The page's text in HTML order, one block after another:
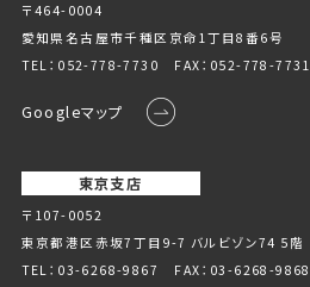
〒464-0004
愛知県名古屋市千種区京命1丁⽬8番6号
TEL： 052-778-7730 FAX：052-778-7731
Googleマップ
東京支店
〒107-0052
東京都港区赤坂7丁目9-7 バルビゾン74 5階
TEL： 03-6268-9867 FAX：03-6268-9868